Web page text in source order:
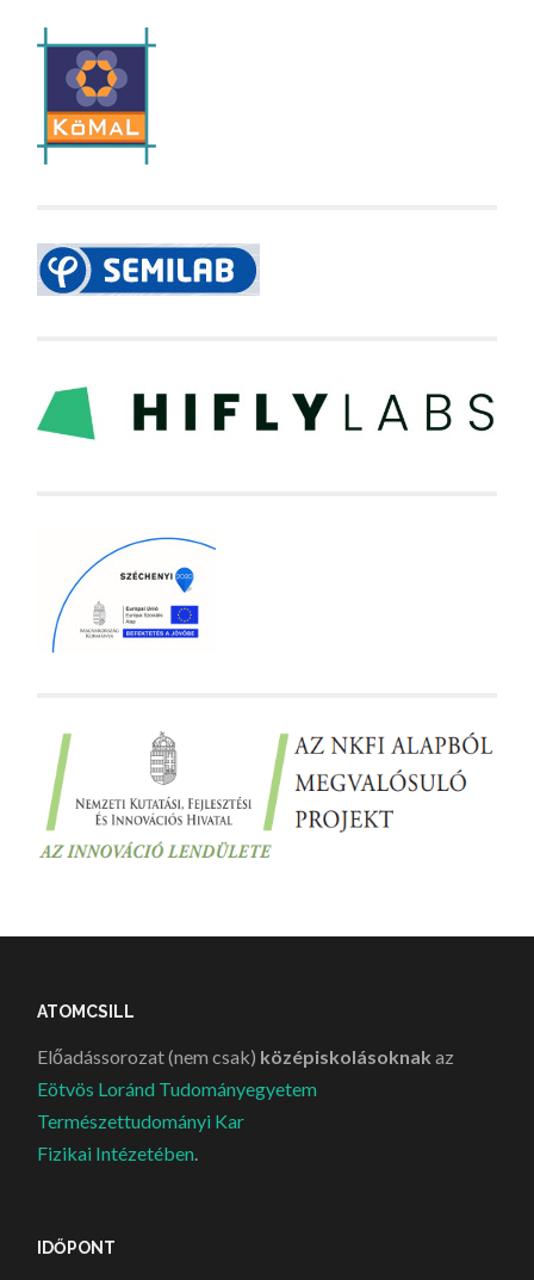
ATOMCSILL
Előadássorozat (nem csak) középiskolásoknak az
Eötvös Loránd Tudományegyetem
Természettudományi Kar
Fizikai Intézetében.
IDŐPONT